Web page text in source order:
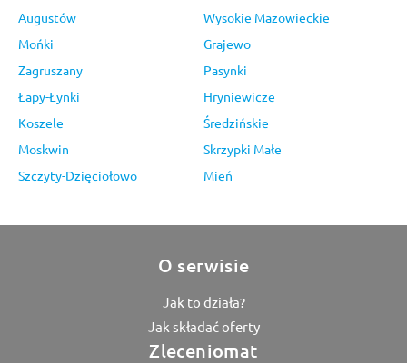
Augustów
Wysokie Mazowieckie
Mońki
Grajewo
Zagruszany
Pasynki
Łapy-Łynki
Hryniewicze
Koszele
Średzińskie
Moskwin
Skrzypki Małe
Szczyty-Dzięciołowo
Mień
O serwisie
Jak to działa?
Jak składać oferty
Zleceniomat